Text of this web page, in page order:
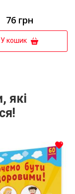
76 грн
У кошик
які